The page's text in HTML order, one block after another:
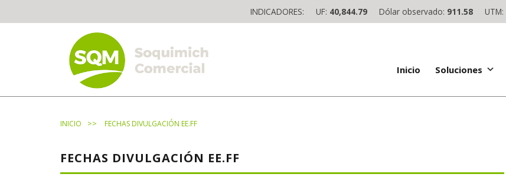
to
INDICADORES: UF: 40,844.79 Dólar observado: 911.58 UTM:
The worldwide business formula
Inicio Soluciones
INICIO >> FECHAS DIVULGACIÓN EE.FF
FECHAS DIVULGACIÓN EE.FF